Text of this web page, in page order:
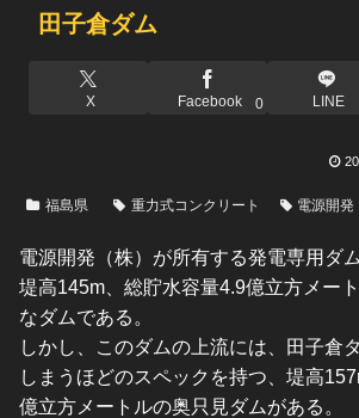
田子倉ダム
X Facebook 0 LINE
福島県 重力式コンクリート 電源開発
電源開発（株）が所有する発電専用ダム
堤高145m、総貯水容量4.9億立方メー
なダムである。
しかし、このダムの上流には、田子倉
しまうほどのスペックを持つ、堤高
億立方メートルの奥只見ダムがある。